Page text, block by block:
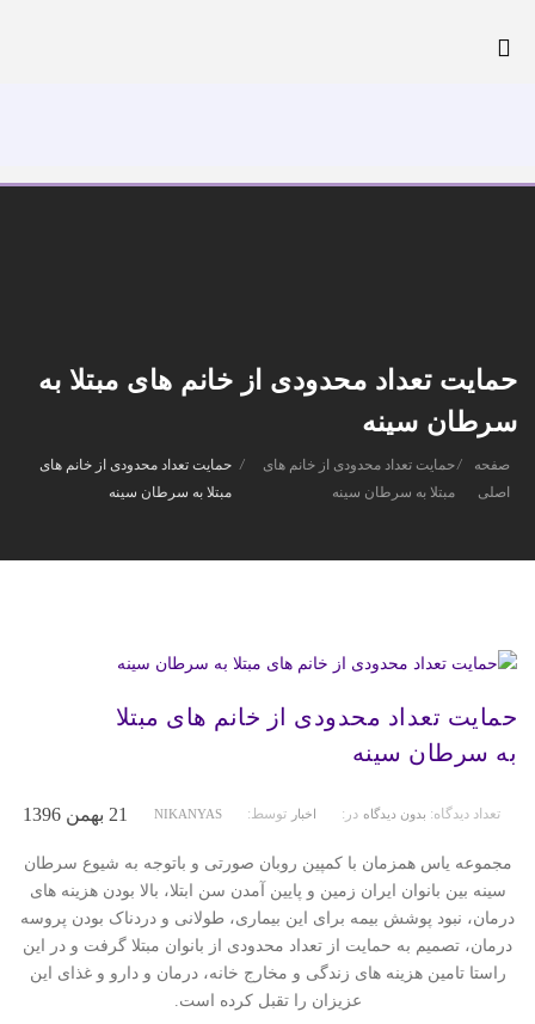
حمایت تعداد محدودی از خانم های مبتلا به
سرطان سینه
صفحه
اصلی
/حمایت تعداد محدودی از خانم های
مبتلا به سرطان سینه
/ حمایت تعداد محدودی از خانم های
مبتلا به سرطان سینه
حمایت تعداد محدودی از خانم های مبتلا
به سرطان سینه
21 بهمن 1396 توسط: NIKANYAS در: اخبار تعداد دیدگاه: بدون دیدگاه
مجموعه یاس همزمان با کمپین روبان صورتی و باتوجه به شیوع سرطان
سینه بین بانوان ایران زمین و پایین آمدن سن ابتلا، بالا بودن هزینه های
درمان، نبود پوشش بیمه برای این بیماری، طولانی و دردناک بودن پروسه
درمان، تصمیم به حمایت از تعداد محدودی از بانوان مبتلا گرفت و در این
راستا تامین هزینه های زندگی و مخارج خانه، درمان و دارو و غذای این
عزیزان را تقبل کرده است.